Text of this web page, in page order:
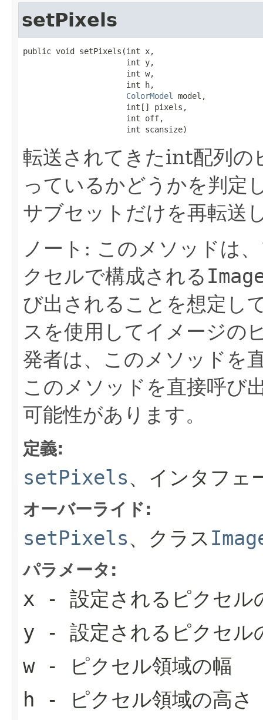
setPixels
public void setPixels(int x,
                      int y,
                      int w,
                      int h,
ColorModel
model,
                      int[] pixels,
                      int off,
                      int scansize)
転送されてきたint配列の
っているかどうかを判定
サブセットだけを再転送
ノート: このメソッドは
クセルで構成される
び出されることを想定し
スを使用してイメージの
発者は、このメソッドを
このメソッドを直接呼び
可能性があります。
定義:
setPixels、インタフェ
オーバーライド:
setPixels、クラス
パラメータ:
x - 設定されるピクセル
y - 設定されるピクセル
w- ピクセル領域の幅
h - ピクセル領域の高さ